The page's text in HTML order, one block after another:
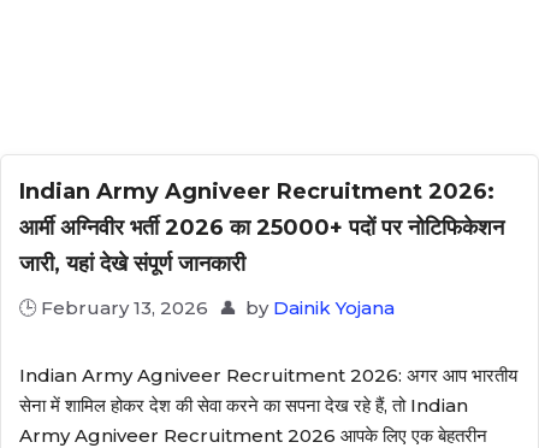
Indian Army Agniveer Recruitment 2026:
आर्मी अग्निवीर भर्ती 2026 का 25000+ पदों पर नोटिफिकेशन
जारी, यहां देखे संपूर्ण जानकारी
February 13, 2026 by Dainik Yojana
Indian Army Agniveer Recruitment 2026: अगर आप भारतीय
सेना में शामिल होकर देश की सेवा करने का सपना देख रहे हैं, तो Indian
Army Agniveer Recruitment 2026 आपके लिए एक बेहतरीन